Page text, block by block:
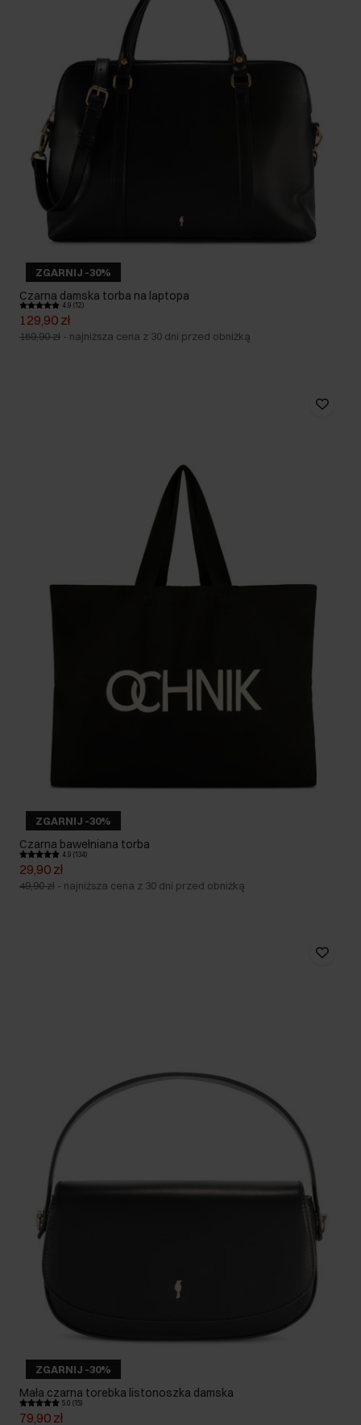
ZGARNIJ -30%
Czarna damska torba na laptopa
4.9 (12)
129,90 zł
159,90 zł - najniższa cena z 30 dni przed obniżką
ZGARNIJ -30%
Czarna bawełniana torba
4.9 (134)
29,90 zł
49,90 zł - najniższa cena z 30 dni przed obniżką
ZGARNIJ -30%
Mała czarna torebka listonoszka damska
5.0 (15)
79,90 zł